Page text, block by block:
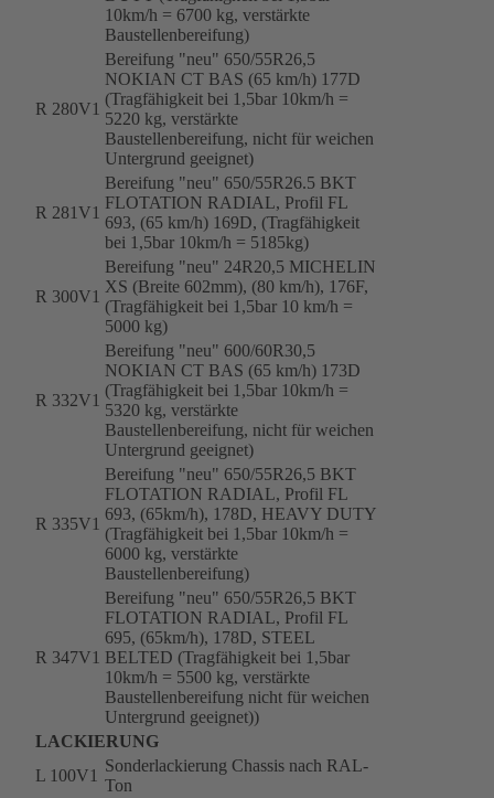
10km/h = 6700 kg, verstärkte
Baustellenbereifung)
R 280V1
Bereifung "neu" 650/55R26,5
NOKIAN CT BAS (65 km/h) 177D
(Tragfähigkeit bei 1,5bar 10km/h =
5220 kg, verstärkte
Baustellenbereifung, nicht für weichen
Untergrund geeignet)
R 281V1
Bereifung "neu" 650/55R26.5 BKT
FLOTATION RADIAL, Profil FL
693, (65 km/h) 169D, (Tragfähigkeit
bei 1,5bar 10km/h = 5185kg)
R 300V1
Bereifung "neu" 24R20,5 MICHELIN
XS (Breite 602mm), (80 km/h), 176F,
(Tragfähigkeit bei 1,5bar 10 km/h =
5000 kg)
R 332V1
Bereifung "neu" 600/60R30,5
NOKIAN CT BAS (65 km/h) 173D
(Tragfähigkeit bei 1,5bar 10km/h =
5320 kg, verstärkte
Baustellenbereifung, nicht für weichen
Untergrund geeignet)
R 335V1
Bereifung "neu" 650/55R26,5 BKT
FLOTATION RADIAL, Profil FL
693, (65km/h), 178D, HEAVY DUTY
(Tragfähigkeit bei 1,5bar 10km/h =
6000 kg, verstärkte
Baustellenbereifung)
R 347V1
Bereifung "neu" 650/55R26,5 BKT
FLOTATION RADIAL, Profil FL
695, (65km/h), 178D, STEEL
BELTED (Tragfähigkeit bei 1,5bar
10km/h = 5500 kg, verstärkte
Baustellenbereifung nicht für weichen
Untergrund geeignet))
LACKIERUNG
L 100V1
Sonderlackierung Chassis nach RAL-
Ton